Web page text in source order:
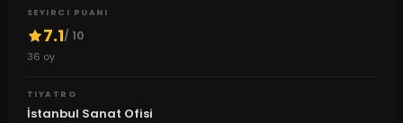
SEYIRCI PUANI
7.1/ 10
36 oy
TIYATRO
İstanbul Sanat Ofisi